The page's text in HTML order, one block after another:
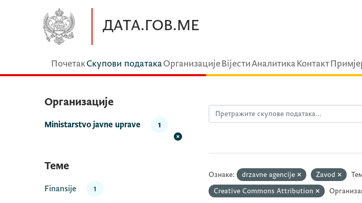
ДАТА.ГОВ.МЕ
ПочетакСкупови податакаОрганизацијеВijестиАналитикаКонтакт
Организације
Ministarstvo javne uprave 1
Теме
Finansije 1
Ознаке: drzavne agencije Zavod
Creative Commons Attribution